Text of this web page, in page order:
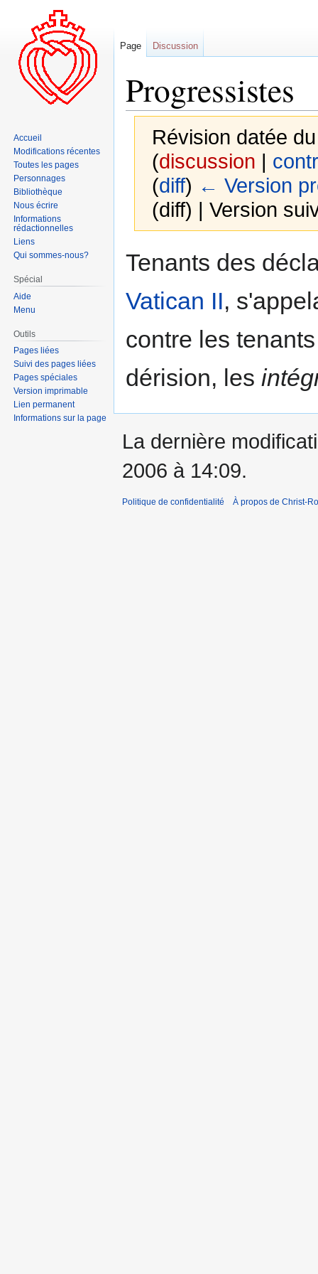
Progressistes
Révision datée
(discussion |
(diff) ← Version
(diff) | Version
navigation
recherche
Tenants des
Vatican II,
contre les
dérision, les
Page Discussion
Accueil
Modifications récentes
Toutes les pages
Personnages
Bibliothèque
Nous écrire
Informations
rédactionnelles
Liens
Qui sommes-nous?
Spécial
Aide
Menu
Outils
Pages liées
Suivi des pages liées
Pages spéciales
Version imprimable
Lien permanent
Informations sur la page
La dernière
2006 à 14:09.
Politique de confidentialité À propos de Christ-